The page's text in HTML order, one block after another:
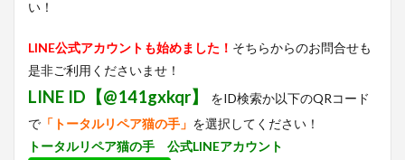
い！
LINE公式アカウントも始めました！ そちらからのお問合せも
是非ご利用くださいませ！
LINE ID【@141gxkqr】
をID検索か以下のQRコード
で 「トータルリペア猫の手」 を選択してください！
トータルリペア猫の手 公式LINEアカウント